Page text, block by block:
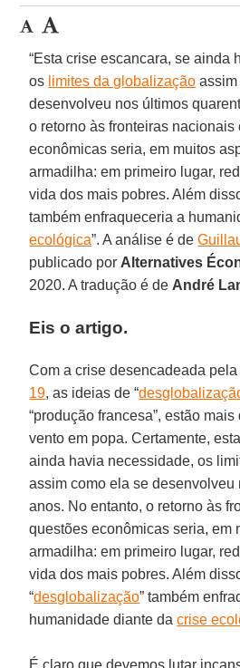
“Esta crise escancara, se ainda
os limites da globalização
desenvolveu nos últimos
o retorno às fronteiras nacionais
econômicas seria, em muitos
armadilha: em primeiro lugar,
vida dos mais pobres. Além
também enfraqueceria a
ecológica”. A análise é de
publicado por Alternatives
2020. A tradução é de André
Eis o artigo.
Com a crise desencadeada
19, as ideias de “
“produção francesa”, estão
vento em popa. Certamente,
ainda havia necessidade, os
assim como ela se desenvolveu
anos. No entanto, o retorno às
questões econômicas seria, em
armadilha: em primeiro lugar,
vida dos mais pobres. Além
“desglobalização” também
humanidade diante dacrise
É claro que devemos lutar